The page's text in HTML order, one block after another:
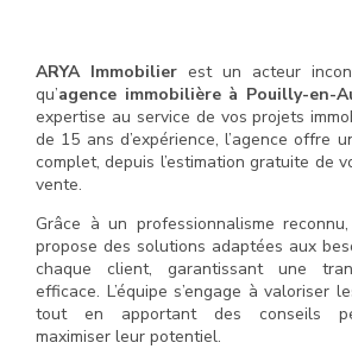
ARYA Immobilier est un acteur
qu’agence immobilière à Pouilly-en-
expertise au service de vos projets
de 15 ans d’expérience, l’agence offre
complet, depuis l’estimation gratuite de
vente.
Grâce à un professionnalisme reconnu,
propose des solutions adaptées aux
chaque client, garantissant une
efficace. L’équipe s’engage à valoriser
tout en apportant des conseils
maximiser leur potentiel.